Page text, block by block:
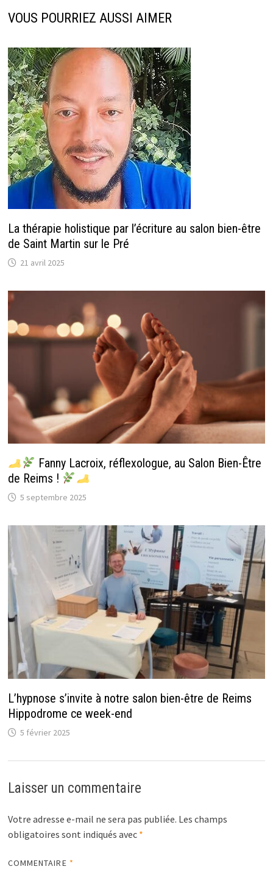
VOUS POURRIEZ AUSSI AIMER
La thérapie holistique par l’écriture au salon bien-être
de Saint Martin sur le Pré
21 avril 2025
Fanny Lacroix, réflexologue, au Salon Bien-Être
de Reims !
5 septembre 2025
L’hypnose s’invite à notre salon bien-être de Reims
Hippodrome ce week-end
5 février 2025
Laisser un commentaire
Votre adresse e-mail ne sera pas publiée. Les champs
obligatoires sont indiqués avec *
COMMENTAIRE *